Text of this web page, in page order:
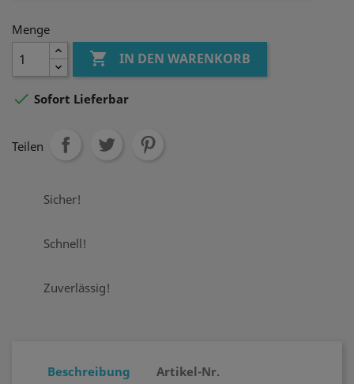
Menge
 IN DEN WARENKORB
 Sofort Lieferbar
Teilen
Sicher!
Schnell!
Zuverlässig!
Beschreibung Artikel-Nr.